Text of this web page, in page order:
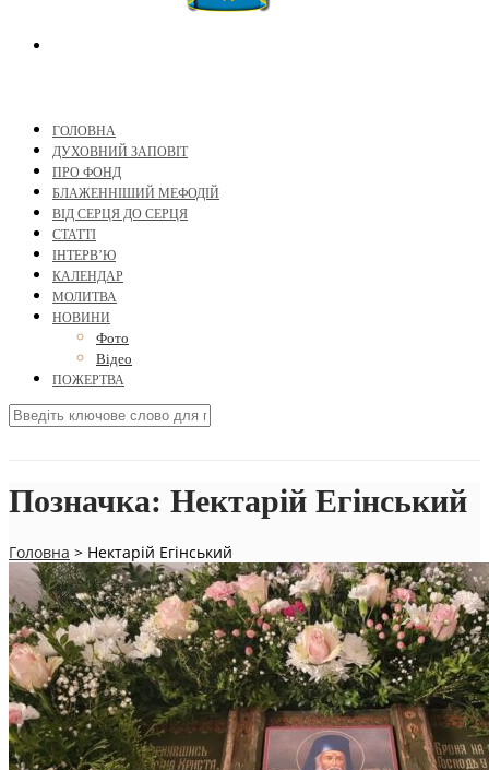
ГОЛОВНА
ДУХОВНИЙ ЗАПОВІТ
ПРО ФОНД
БЛАЖЕННІШИЙ МЕФОДІЙ
ВІД СЕРЦЯ ДО СЕРЦЯ
СТАТТІ
ІНТЕРВ’Ю
КАЛЕНДАР
МОЛИТВА
НОВИНИ
Фото
Відео
ПОЖЕРТВА
Позначка: Нектарій Егінський
Головна > Нектарій Егінський